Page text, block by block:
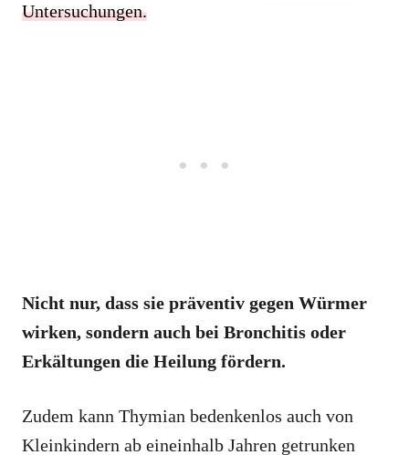
Untersuchungen.
Nicht nur, dass sie präventiv gegen Würmer
wirken, sondern auch bei Bronchitis oder
Erkältungen die Heilung fördern.
Zudem kann Thymian bedenkenlos auch von
Kleinkindern ab eineinhalb Jahren getrunken